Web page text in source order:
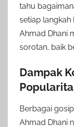
tahu
setiap langkah
Ahmad Dhani
sorotan, baik
Dampak
Berbagai
Ahmad Dhani